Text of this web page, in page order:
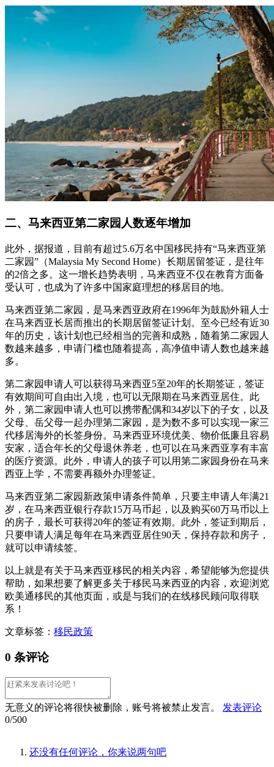
二、马来西亚第二家园人数逐年增加
此外，据报道，目前有超过5.6万名中国移民持有“马来西亚第
二家园”（Malaysia My Second Home）长期居留签证，是往年
的2倍之多。这一增长趋势表明，马来西亚不仅在教育方面备
受认可，也成为了许多中国家庭理想的移居目的地。
马来西亚第二家园，是马来西亚政府在1996年为鼓励外籍人士
在马来西亚长居而推出的长期居留签证计划。至今已经有近30
年的历史，该计划也已经相当的完善和成熟，随着第二家园人
数越来越多，申请门槛也随着提高，高净值申请人数也越来越
多。
第二家园申请人可以获得马来西亚5至20年的长期签证，签证
有效期间可自由出入境，也可以无限期在马来西亚居住。此
外，第二家园申请人也可以携带配偶和34岁以下的子女，以及
父母、岳父母一起办理第二家园，是为数不多可以实现一家三
代移居海外的长签身份。马来西亚环境优美、物价低廉且容易
安家，适合年长的父母退休养老，也可以在马来西亚享有丰富
的医疗资源。此外，申请人的孩子可以用第二家园身份在马来
西亚上学，不需要再额外办理签证。
马来西亚第二家园新政策申请条件简单，只要主申请人年满21
岁，在马来西亚银行存款15万马币起，以及购买60万马币以上
的房子，最长可获得20年的签证有效期。此外，签证到期后，
只要申请人满足每年在马来西亚居住90天，保持存款和房子，
就可以申请续签。
以上就是有关于马来西亚移民的相关内容，希望能够为您提供
帮助，如果想要了解更多关于移民马来西亚的内容，欢迎浏览
欧美通移民的其他页面，或是与我们的在线移民顾问取得联
系！
文章标签： 移民政策
0 条评论
无意义的评论将很快被删除，账号将被禁止发言。
发表评论
0/500
还没有任何评论，你来说两句吧